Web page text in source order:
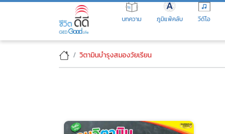
Skip
บทความ ภูมิแพ้คลับ วีดีโอ
วิตามินบำรุงสมองวัยเรียน